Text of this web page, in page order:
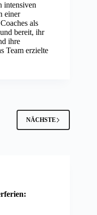
intensiven
einer
als
bereit, ihr
ihre
Team erzielte
NÄCHSTE